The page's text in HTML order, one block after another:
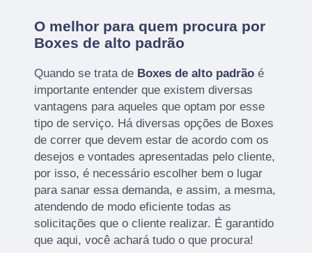
O melhor para quem procura por
Boxes de alto padrão
Quando se trata de Boxes de alto padrão é
importante entender que existem diversas
vantagens para aqueles que optam por esse
tipo de serviço. Há diversas opções de Boxes
de correr que devem estar de acordo com os
desejos e vontades apresentadas pelo cliente,
por isso, é necessário escolher bem o lugar
para sanar essa demanda, e assim, a mesma,
atendendo de modo eficiente todas as
solicitações que o cliente realizar. É garantido
que aqui, você achará tudo o que procura!